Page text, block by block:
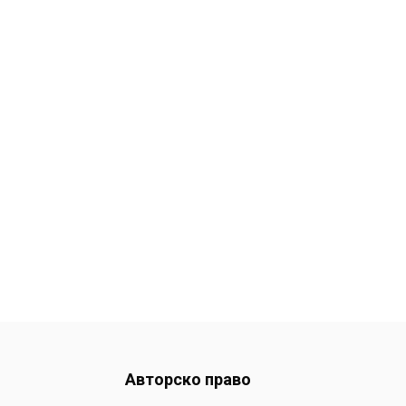
Авторско право